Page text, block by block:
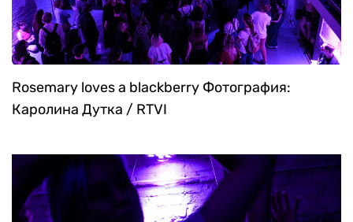
Rosemary loves a blackberry Фотография:
Каролина Дутка / RTVI